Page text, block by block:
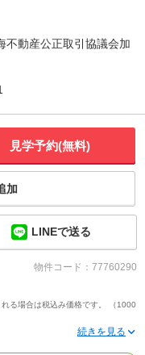
不動産公正取引協議会加
見学予約(無料)
加
LINEで送る
物件コード：77760290
る場合は税込み価格です。 （1000
れている家具や車などは、特にコ